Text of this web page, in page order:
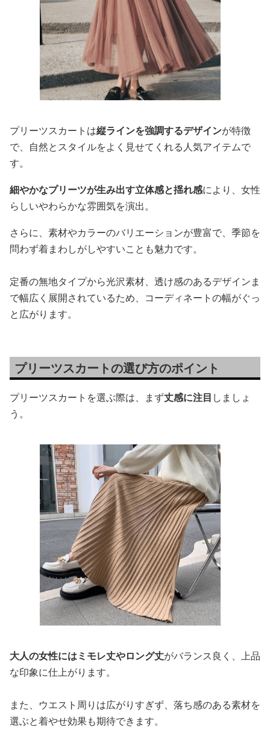
プリーツスカートは縦ラインを強調するデザインが特徴
で、自然とスタイルをよく見せてくれる人気アイテムで
す。
細やかなプリーツが生み出す立体感と揺れ感により、女性
らしいやわらかな雰囲気を演出。
さらに、素材やカラーのバリエーションが豊富で、季節を
問わず着まわしがしやすいことも魅力です。
定番の無地タイプから光沢素材、透け感のあるデザインま
で幅広く展開されているため、コーディネートの幅がぐっ
と広がります。
プリーツスカートの選び方のポイント
プリーツスカートを選ぶ際は、まず丈感に注目 しましょ
う。
大人の女性にはミモレ丈やロング丈がバランス良く、上品
な印象に仕上がります。
また、ウエスト周りは広がりすぎず、落ち感のある素材を
選ぶと着やせ効果も期待できます。